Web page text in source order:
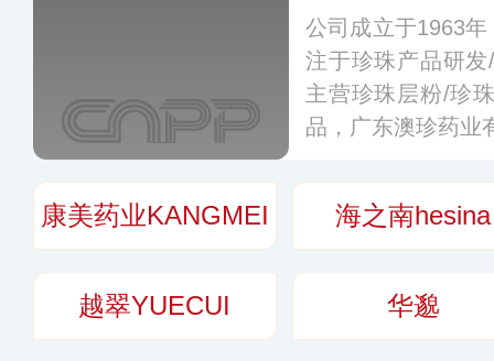
公司成立于1963
注于珍珠产品研
主营珍珠层粉/珍
品，广东澳珍药业
康美药业KANGMEI 海之南hesina
越翠YUECUI 华邈